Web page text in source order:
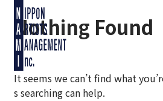
Nothing Found
It seems we can’t find what
s searching can help.